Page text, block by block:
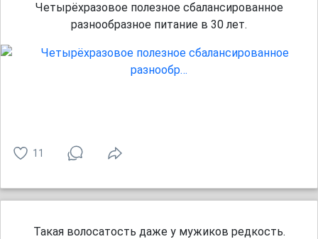
Четырёхразовое полезное сбалансированное
разнообразное питание в 30 лет.
11
Такая волосатость даже у мужиков редкость.